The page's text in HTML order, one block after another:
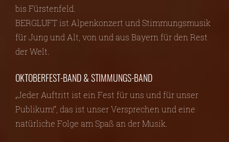
bis Fürstenfeld.
BERGLUFT ist Alpenkonzert und Stimmungsmusik
für Jung und Alt, von und aus Bayern für den Rest
der Welt.
OKTOBERFEST-BAND & STIMMUNGS-BAND
„Jeder Auftritt ist ein Fest für uns und für unser
Publikum!“, das ist unser Versprechen und eine
natürliche Folge am Spaß an der Musik.